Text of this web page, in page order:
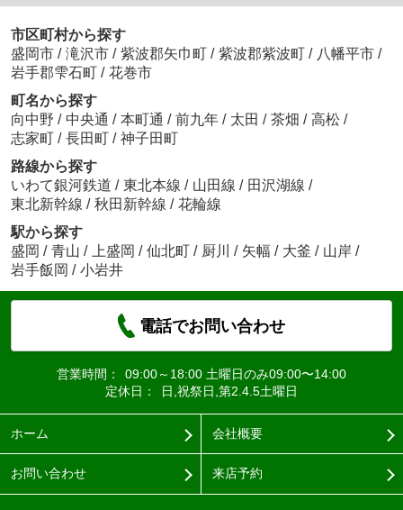
市区町村から探す
盛岡市 / 滝沢市 / 紫波郡矢巾町 / 紫波郡紫波町 / 八幡平市 /
岩手郡雫石町 / 花巻市
町名から探す
向中野 / 中央通 / 本町通 / 前九年 / 太田 / 茶畑 / 高松 /
志家町 / 長田町 / 神子田町
路線から探す
いわて銀河鉄道 / 東北本線 / 山田線 / 田沢湖線 /
東北新幹線 / 秋田新幹線 / 花輪線
駅から探す
盛岡 / 青山 / 上盛岡 / 仙北町 / 厨川 / 矢幅 / 大釜 / 山岸 /
岩手飯岡 / 小岩井
電話でお問い合わせ
営業時間：
09:00～18:00 土曜日のみ09:00〜14:00
定休日：
日,祝祭日,第2.4.5土曜日
ホーム 会社概要
お問い合わせ 来店予約